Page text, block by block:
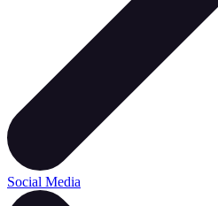
Social Media